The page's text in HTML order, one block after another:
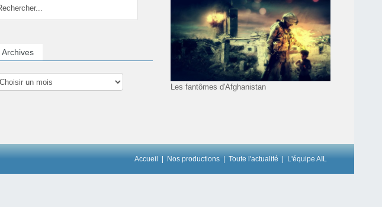
Archives
Les fantômes d'Afghanistan
Accueil Nos productions Toute l'actualité L'équipe AIL